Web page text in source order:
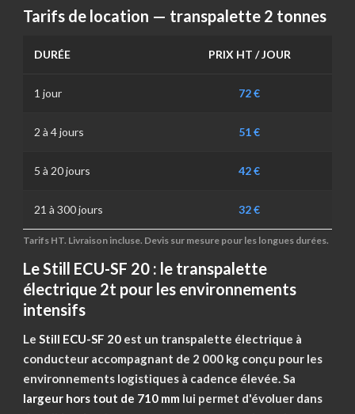
Tarifs de location — transpalette 2 tonnes
DURÉE PRIX HT / JOUR
1 jour 72 €
2 à 4 jours 51 €
5 à 20 jours 42 €
21 à 300 jours 32 €
Tarifs HT. Livraison incluse. Devis sur mesure pour les longues durées.
Le Still ECU-SF 20 : le transpalette
électrique 2t pour les environnements
intensifs
Le Still ECU-SF 20 est un transpalette électrique à
conducteur accompagnant de 2 000 kg conçu pour les
environnements logistiques à cadence élevée. Sa
largeur hors tout de 710 mm lui permet d'évoluer dans